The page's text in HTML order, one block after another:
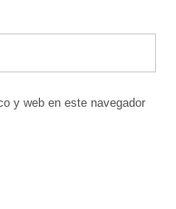
y web en este navegador